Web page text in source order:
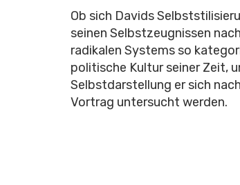
Ob sich Davids
seinen Selbstzeugnissen
radikalen Systems so
politische Kultur seiner Zeit,
Selbstdarstellung er sich
Vortrag untersucht werden.